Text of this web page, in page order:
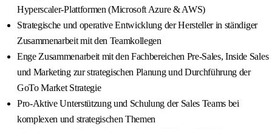
Hyperscaler-Plattformen (Microsoft Azure & AWS)
Strategische und operative Entwicklung der Hersteller in ständiger
Zusammenarbeit mit den Teamkollegen
Enge Zusammenarbeit mit den Fachbereichen Pre-Sales, Inside Sales
und Marketing zur strategischen Planung und Durchführung der
GoTo Market Strategie
Pro-Aktive Unterstützung und Schulung der Sales Teams bei
komplexen und strategischen Themen